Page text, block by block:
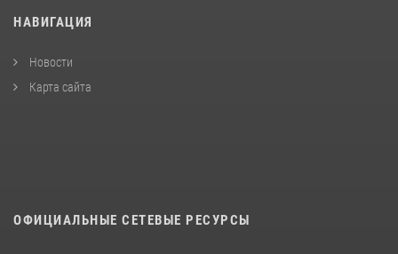
НАВИГАЦИЯ
Новости
Карта сайта
ОФИЦИАЛЬНЫЕ СЕТЕВЫЕ РЕСУРСЫ